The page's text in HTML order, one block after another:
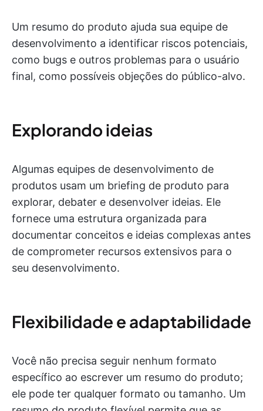
Um resumo do produto ajuda sua equipe de
desenvolvimento a identificar riscos potenciais,
como bugs e outros problemas para o usuário
final, como possíveis objeções do público-alvo.
Explorando ideias
Algumas equipes de desenvolvimento de
produtos usam um briefing de produto para
explorar, debater e desenvolver ideias. Ele
fornece uma estrutura organizada para
documentar conceitos e ideias complexas antes
de comprometer recursos extensivos para o
seu desenvolvimento.
Flexibilidade e adaptabilidade
Você não precisa seguir nenhum formato
específico ao escrever um resumo do produto;
ele pode ter qualquer formato ou tamanho. Um